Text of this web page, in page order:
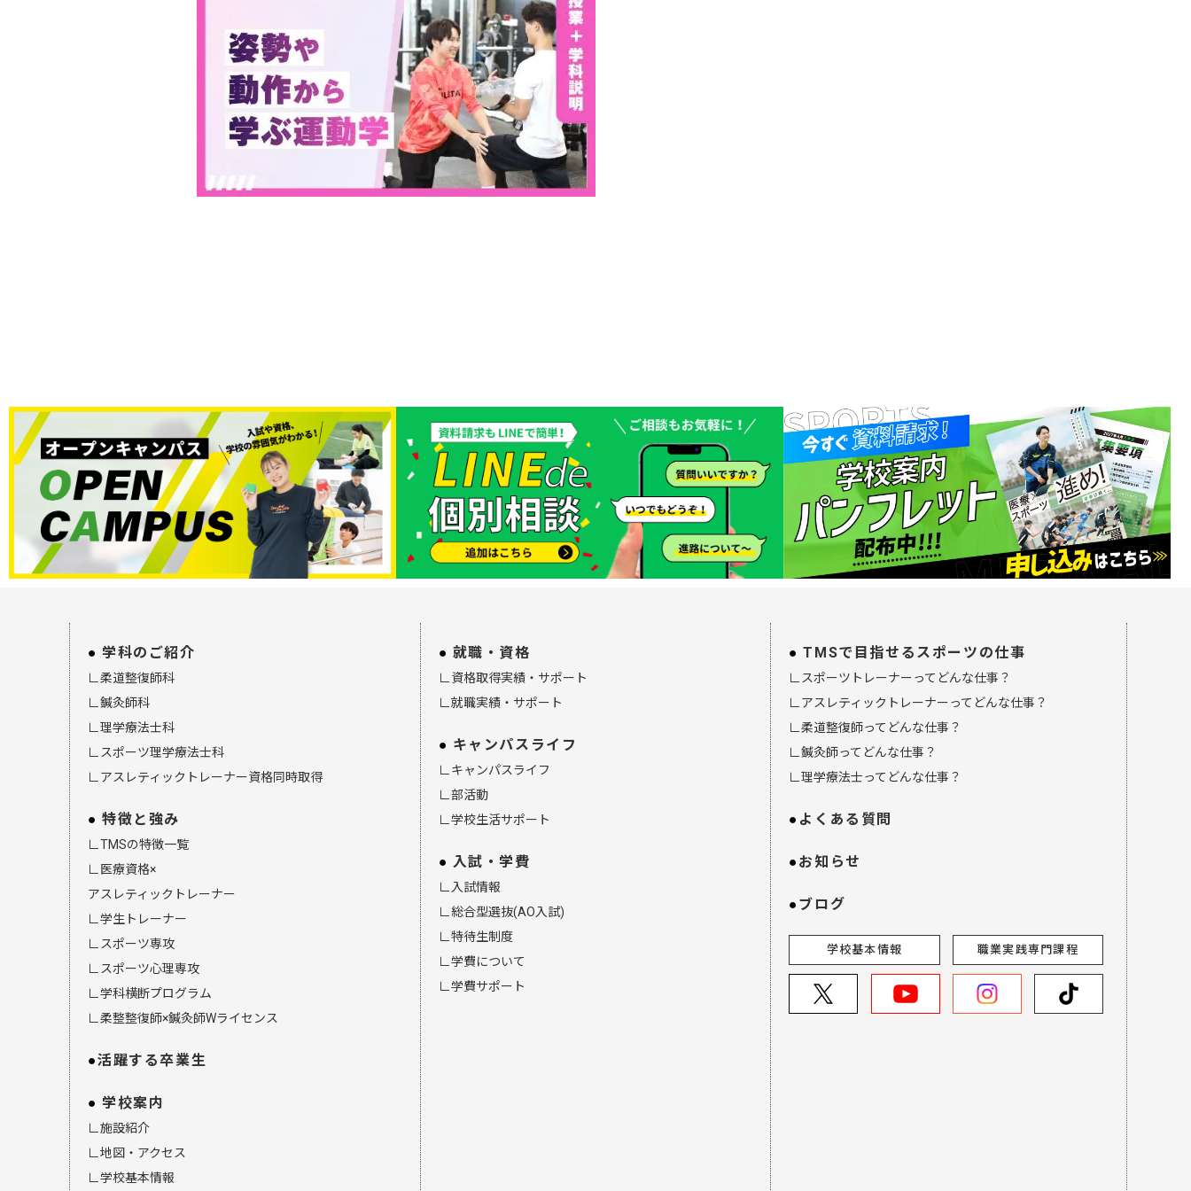
学科のご紹介
∟柔道整復師科
∟鍼灸師科
∟理学療法士科
∟スポーツ理学療法士科
∟アスレティックトレーナー資格同時取得
特徴と強み
∟TMSの特徴一覧
∟医療資格×
アスレティックトレーナー
∟学生トレーナー
∟スポーツ専攻
∟スポーツ心理専攻
∟学科横断プログラム
∟柔整整復師×鍼灸師Wライセンス
活躍する卒業生
学校案内
∟施設紹介
∟地図・アクセス
∟学校基本情報
就職・資格
∟資格取得実績・サポート
∟就職実績・サポート
キャンパスライフ
∟キャンパスライフ
∟部活動
∟学校生活サポート
入試・学費
∟入試情報
∟総合型選抜(AO入試)
∟特待生制度
∟学費について
∟学費サポート
TMSで目指せるスポーツの仕事
∟スポーツトレーナーってどんな仕事？
∟アスレティックトレーナーってどんな仕事？
∟柔道整復師ってどんな仕事？
∟鍼灸師ってどんな仕事？
∟理学療法士ってどんな仕事？
よくある質問
お知らせ
ブログ
学校基本情報 職業実践専門課程